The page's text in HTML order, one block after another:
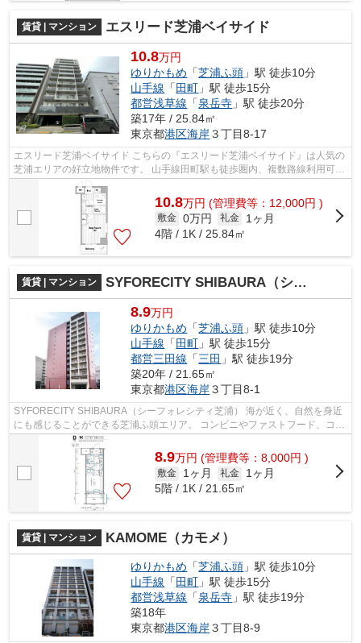
賃貸 | マンション エスリード芝浦ベイサイド
10.8万円
ゆりかもめ 「芝浦ふ頭 」駅 徒歩10分
山手線 「 田町 」駅 徒歩15分
都営浅草線 「泉岳寺 」駅 徒歩20分
築17年 / 25.84㎡
東京都港区海岸３丁目8-17
エスリード芝浦ベイサイド こちらの『エスリード芝浦ベイサイド』は人気の
芝浦エリアの好立地物件です。 山手線田町駅も徒歩圏内、複数路線利用可能
10.8万円 (管理費等：12,000円 )
敷金 0万円 礼金
1ヶ月
4階 / 1K / 25.84㎡
賃貸 | マンション SYFORECITY SHIBAURA（シーフォレシティ芝浦）
8.9万円
ゆりかもめ 「芝浦ふ頭 」駅 徒歩10分
山手線 「 田町 」駅 徒歩15分
都営三田線 「三田 」駅 徒歩19分
築20年 / 21.65㎡
東京都港区海岸３丁目8-1
SYFORECITY SHIBAURA（シーフォレシティ芝浦） 海が近く、自然を身近
にも感じることができる芝浦ふ頭エリア。 コンビニやファストフード、コー
ヒーショップ、飲食店もあるので1人暮...
8.9万円 (管理費等：8,000円 )
敷金 1ヶ月 礼金
1ヶ月
5階 / 1K / 21.65㎡
賃貸 | マンション KAMOME（カモメ）
ゆりかもめ 「芝浦ふ頭 」駅 徒歩10分
山手線 「 田町 」駅 徒歩15分
都営浅草線 「泉岳寺 」駅 徒歩19分
築18年
東京都港区海岸３丁目8-9